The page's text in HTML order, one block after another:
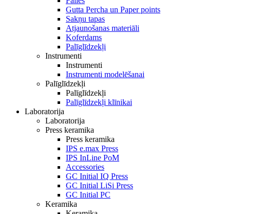
Gutta Percha un Paper points
Sakņu tapas
Atjaunošanas materiāli
Koferdams
Palīglīdzekļi
Instrumenti
Instrumenti
Instrumenti modelēšanai
Palīglīdzekļi
Palīglīdzekļi
Palīglīdzekļi klīnikai
Laboratorija
Laboratorija
Press keramika
Press keramika
IPS e.max Press
IPS InLine PoM
Accessories
GC Initial IQ Press
GC Initial LiSi Press
GC Initial PC
Keramika